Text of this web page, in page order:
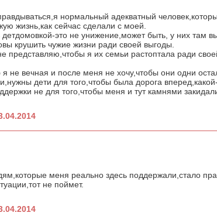
нормальный адекватный
жизнь,как сейчас сделали с моей.
детдомовкой-это не унижение,может быть, у них там
крушить чужие жизни ради своей выгоды.
представляю,чтобы я их семьи растоптала ради
не вечная и после меня не хочу,чтобы они одни
дети для того,чтобы была дорога вперед,какой-
не для того,чтобы меня и тут камнями
меня реально здесь поддержали,стало
не поймет.